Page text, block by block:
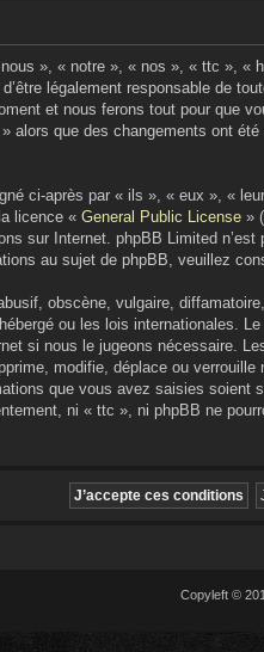
», « notre », « nos », « ttc », «
légalement responsable de
et nous ferons tout pour que
alors que des changements ont
ci-après par « ils », « eux », «
licence « General Public License »
sur Internet. phpBB Limited
au sujet de phpBB, veuillez
obscène, vulgaire,
ou les lois internationales.
si nous le jugeons nécessaire.
modifie, déplace ou
que vous avez saisies
ni « ttc », ni phpBB ne
Copyleft ©